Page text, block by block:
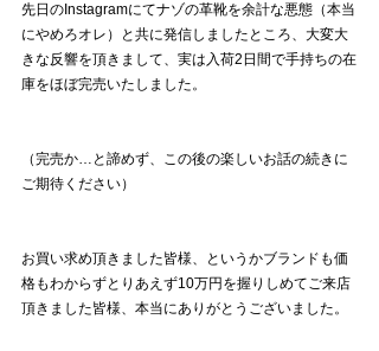
先日のInstagramにてナゾの革靴を余計な悪態（本当
にやめろオレ）と共に発信しましたところ、大変大
きな反響を頂きまして、実は入荷2日間で手持ちの在
庫をほぼ完売いたしました。
（完売か…と諦めず、この後の楽しいお話の続きに
ご期待ください）
お買い求め頂きました皆様、というかブランドも価
格もわからずとりあえず10万円を握りしめてご来店
頂きました皆様、本当にありがとうございました。